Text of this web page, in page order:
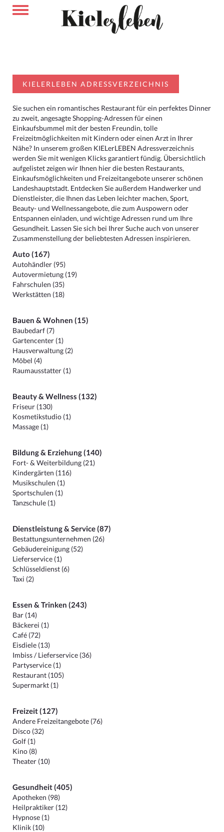
KIELERLEBEN ADRESSVERZEICHNIS
Sie suchen ein romantisches Restaurant für ein perfektes Dinner
zu zweit, angesagte Shopping-Adressen für einen
Einkaufsbummel mit der besten Freundin, tolle
Freizeitmöglichkeiten mit Kindern oder einen Arzt in Ihrer
Nähe? In unserem großen KIELerLEBEN Adressverzeichnis
werden Sie mit wenigen Klicks garantiert fündig. Übersichtlich
aufgelistet zeigen wir Ihnen hier die besten Restaurants,
Einkaufsmöglichkeiten und Freizeitangebote unserer schönen
Landeshauptstadt. Entdecken Sie außerdem Handwerker und
Dienstleister, die Ihnen das Leben leichter machen, Sport,
Beauty- und Wellnessangebote, die zum Auspowern oder
Entspannen einladen, und wichtige Adressen rund um Ihre
Gesundheit. Lassen Sie sich bei Ihrer Suche auch von unserer
Zusammenstellung der beliebtesten Adressen inspirieren.
Auto (167)
Autohändler (95)
Autovermietung (19)
Fahrschulen (35)
Werkstätten (18)
Bauen & Wohnen (15)
Baubedarf (7)
Gartencenter (1)
Hausverwaltung (2)
Möbel (4)
Raumausstatter (1)
Beauty & Wellness (132)
Friseur (130)
Kosmetikstudio (1)
Massage (1)
Bildung & Erziehung (140)
Fort- & Weiterbildung (21)
Kindergärten (116)
Musikschulen (1)
Sportschulen (1)
Tanzschule (1)
Dienstleistung & Service (87)
Bestattungsunternehmen (26)
Gebäudereinigung (52)
Lieferservice (1)
Schlüsseldienst (6)
Taxi (2)
Essen & Trinken (243)
Bar (14)
Bäckerei (1)
Café (72)
Eisdiele (13)
Imbiss / Lieferservice (36)
Partyservice (1)
Restaurant (105)
Supermarkt (1)
Freizeit (127)
Andere Freizeitangebote (76)
Disco (32)
Golf (1)
Kino (8)
Theater (10)
Gesundheit (405)
Apotheken (98)
Heilpraktiker (12)
Hypnose (1)
Klinik (10)